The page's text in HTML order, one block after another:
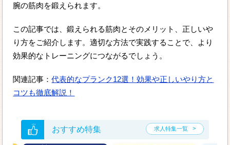
腕の筋肉を鍛えられます。
この記事では、鍛えられる筋肉とそのメリット、正しいや
り方をご紹介します。適切な方法で実践することで、より
効果的なトレーニングにつながるでしょう。
関連記事：代表的なプランク12選！効果や正しいやり方と
コツも徹底解説！
おすすめ特集 求人特集一覧